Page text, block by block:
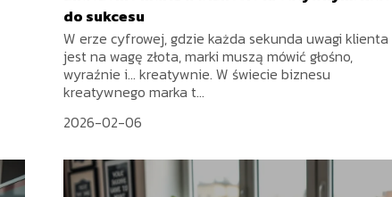
do sukcesu
W erze cyfrowej, gdzie każda sekunda uwagi klienta
jest na wagę złota, marki muszą mówić głośno,
wyraźnie i... kreatywnie. W świecie biznesu
kreatywnego marka t...
2026-02-06